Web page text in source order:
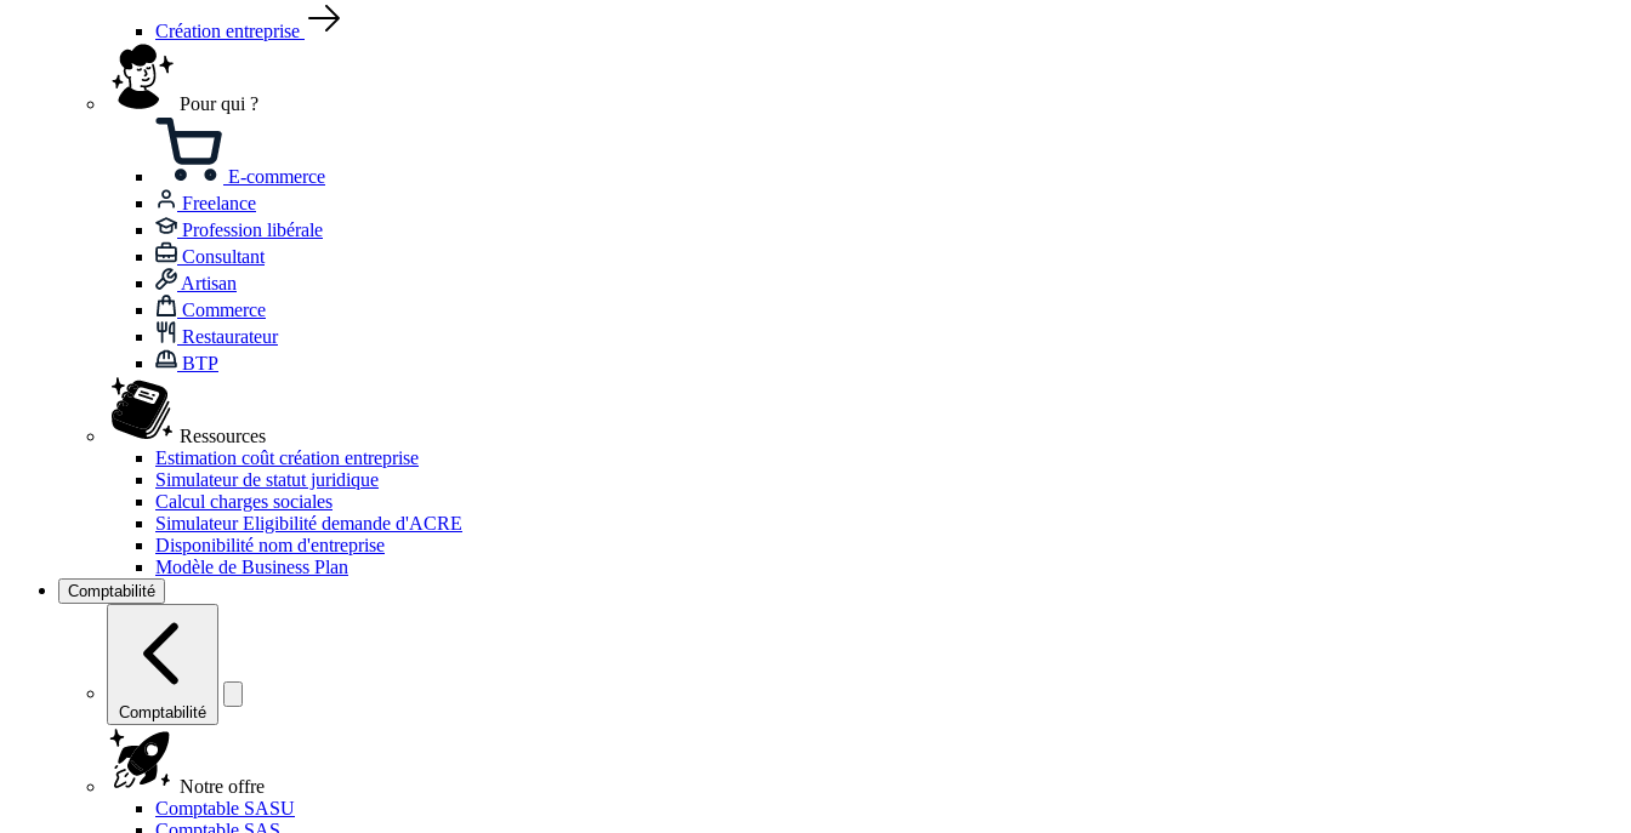
Création entreprise
Pour qui ?
E-commerce
Freelance
Profession libérale
Consultant
Artisan
Commerce
Restaurateur
BTP
Ressources
Estimation coût création entreprise
Simulateur de statut juridique
Calcul charges sociales
Simulateur Eligibilité demande d'ACRE
Disponibilité nom d'entreprise
Modèle de Business Plan
Comptabilité
Comptabilité
Notre offre
Comptable SASU